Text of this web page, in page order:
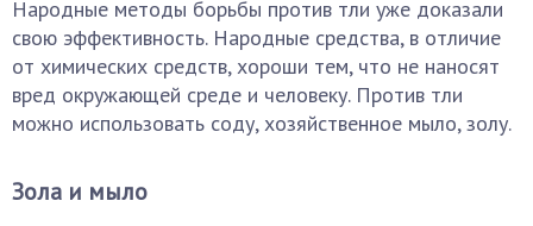
Народные методы борьбы против тли уже доказали
свою эффективность. Народные средства, в отличие
от химических средств, хороши тем, что не наносят
вред окружающей среде и человеку. Против тли
можно использовать соду, хозяйственное мыло, золу.
Зола и мыло